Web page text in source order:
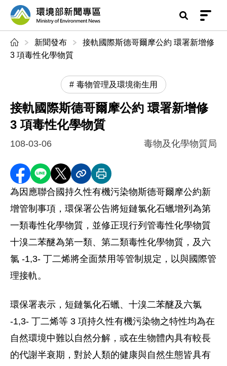
前往中央內容區塊
環境部新聞專區
新聞發布
接軌國際斯德哥爾摩公約 環署新增修
3 項毒性化學物質
毒物管理及環境衛生用
接軌國際斯德哥爾摩公約 環署新增修
3 項毒性化學物質
108-03-06 毒物及化學物質局
分享至 Facebook
分享到 LINE
分享到 X分享內容連結
列印本頁
為因應聯合國持久性有機污染物斯德哥爾摩公約新
增管制事項，環保署公告將短鏈氯化石蠟增列為第
一類毒性化學物質，並修正現行列管毒性化學物質
十溴二苯醚為第一類、第二類毒性化學物質，及六
氯 -1,3- 丁二烯將全面禁用等管制規定，以與國際管
理接軌。
環保署表示，短鏈氯化石蠟、十溴二苯醚及六氯
-1,3- 丁二烯等 3 項持久性有機污染物之特性均為在
自然環境中難以自然分解，或在生物體內具有較長
的代謝半衰期，對於人類的健康與自然生態皆具有